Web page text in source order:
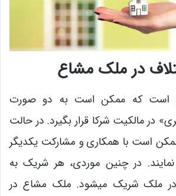
در ملک مشاع
است که ممکن است به دو صورت
در مالکیت شرکا قرار بگیرد. در حالت
است با همکاری و مشارکت یکدیگر
در چنین موردی، هر شریک به
در ملک شریک میشود. ملک مشاع در